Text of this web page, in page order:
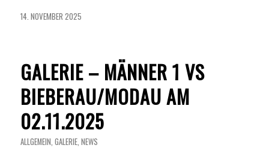
14. NOVEMBER 2025
GALERIE – MÄNNER 1 VS
BIEBERAU/MODAU AM
02.11.2025
ALLGEMEIN, GALERIE, NEWS